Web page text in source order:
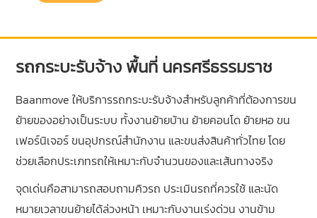
รถกระบะรับจ้าง พื้นที่ นครศรีธรรมราช
Baanmove ให้บริการรถกระบะรับจ้างสำหรับลูกค้าที่ต้องการขน
ย้ายของอย่างเป็นระบบ ทั้งงานย้ายบ้าน ย้ายคอนโด ย้ายหอ ขน
เฟอร์นิเจอร์ ขนอุปกรณ์สำนักงาน และขนส่งสินค้าทั่วไทย โดย
ช่วยเลือกประเภทรถให้เหมาะกับจำนวนของและเส้นทางจริง
จุดเด่นคือสามารถสอบถามคิวรถ ประเมินรถที่ควรใช้ และนัด
หมายเวลาขนย้ายได้ล่วงหน้า เหมาะกับงานเร่งด่วน งานข้าม